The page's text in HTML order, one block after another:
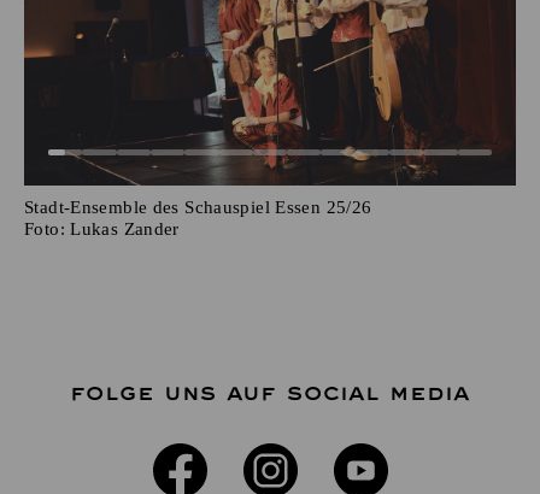
Stadt-Ensemble des Schauspiel Essen 25/26
Foto: Lukas Zander
FOLGE UNS AUF SOCIAL MEDIA